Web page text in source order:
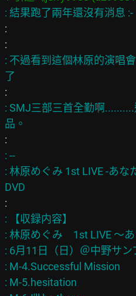
:
: 不過看到這個林原的演唱
: SMJ三部三首全勤啊
: --
: 林原めぐみ 1st LIVE -あな
: 【収録内容】
: 林原めぐみ　1st LIVE ～
: 6月11日（日）＠中野サン
: M-4.Successful Mission
: M-5.hesitation